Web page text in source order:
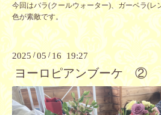
今回はバラ(クールウォーター)、ガーベラ(レ
色が素敵です。
2025/05 /16 19:27
ヨーロピアンブーケ ②